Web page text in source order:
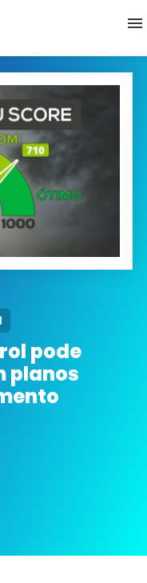
pode
planos